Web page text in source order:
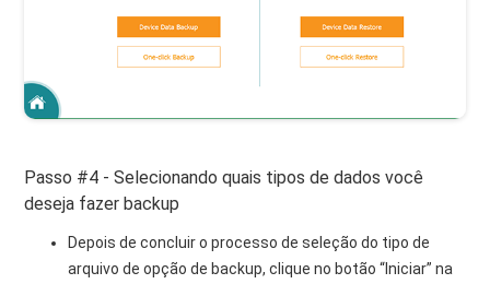
Passo #4 - Selecionando quais tipos de dados você
deseja fazer backup
Depois de concluir o processo de seleção do tipo de
arquivo de opção de backup, clique no botão “Iniciar” na